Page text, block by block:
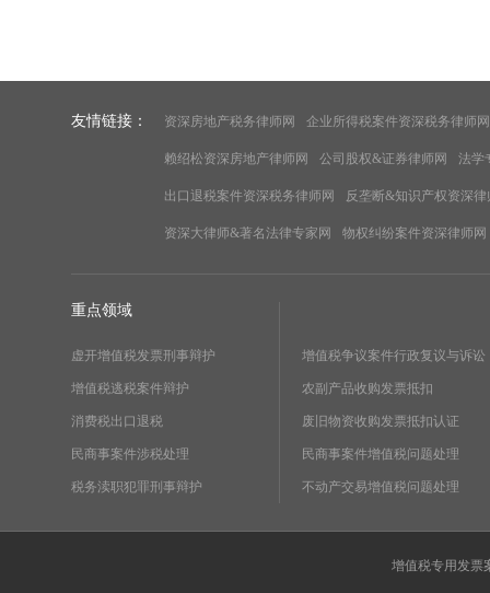
友情链接： 资深房地产税务律师网 企业所得税案件资深税务律师网
赖绍松资深房地产律师网 公司股权&证券律师网 法学
出口退税案件资深税务律师网 反垄断&知识产权资深律
资深大律师&著名法律专家网 物权纠纷案件资深律师网
重点领域
虚开增值税发票刑事辩护
增值税逃税案件辩护
消费税出口退税
民商事案件涉税处理
税务渎职犯罪刑事辩护
增值税争议案件行政复议与诉讼
农副产品收购发票抵扣
废旧物资收购发票抵扣认证
民商事案件增值税问题处理
不动产交易增值税问题处理
增值税专用发票